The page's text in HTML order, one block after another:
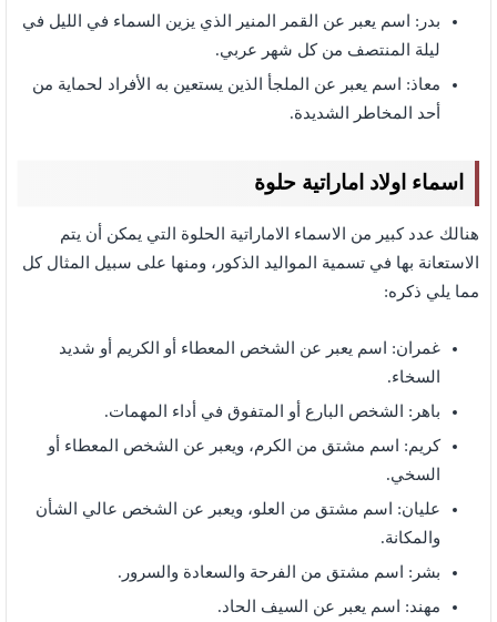
بدر: اسم يعبر عن القمر المنير الذي يزين السماء في الليل في
ليلة المنتصف من كل شهر عربي.
معاذ: اسم يعبر عن الملجأ الذين يستعين به الأفراد لحماية من
أحد المخاطر الشديدة.
اسماء اولاد اماراتية حلوة
هنالك عدد كبير من الاسماء الاماراتية الحلوة التي يمكن أن يتم
الاستعانة بها في تسمية المواليد الذكور، ومنها على سبيل المثال كل
مما يلي ذكره:
غمران: اسم يعبر عن الشخص المعطاء أو الكريم أو شديد
السخاء.
باهر: الشخص البارع أو المتفوق في أداء المهمات.
كريم: اسم مشتق من الكرم، ويعبر عن الشخص المعطاء أو
السخي.
عليان: اسم مشتق من العلو، ويعبر عن الشخص عالي الشأن
والمكانة.
بشر: اسم مشتق من الفرحة والسعادة والسرور.
مهند: اسم يعبر عن السيف الحاد.